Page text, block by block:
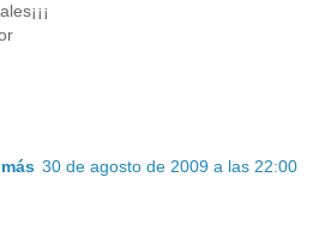
30 de agosto de 2009 a las 22:00